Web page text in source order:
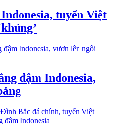
tuyển Việt
đậm Indonesia,